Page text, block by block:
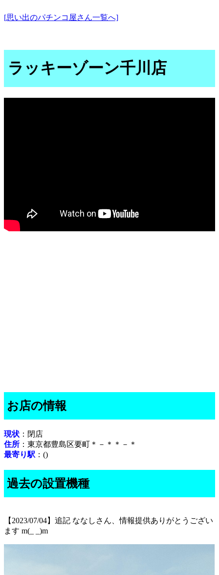
[思い出のパチンコ屋さん一覧へ]
ラッキーゾーン千川店
お店の情報
現状 ：閉店
住所 ：東京都豊島区要町＊－＊＊－＊
最寄り駅 ：()
過去の設置機種
【2023/07/04】追記 ななしさん、情報提供ありがとうござい
ます m(_ _)m